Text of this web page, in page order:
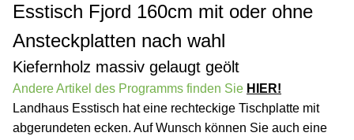
Esstisch Fjord 160cm mit oder ohne
Ansteckplatten nach wahl
Kiefernholz massiv gelaugt geölt
Andere Artikel des Programms finden Sie HIER!
Landhaus Esstisch hat eine rechteckige Tischplatte mit
abgerundeten ecken. Auf Wunsch können Sie auch eine